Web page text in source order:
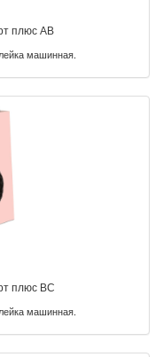
плюс АВ
машинная.
плюс ВС
машинная.